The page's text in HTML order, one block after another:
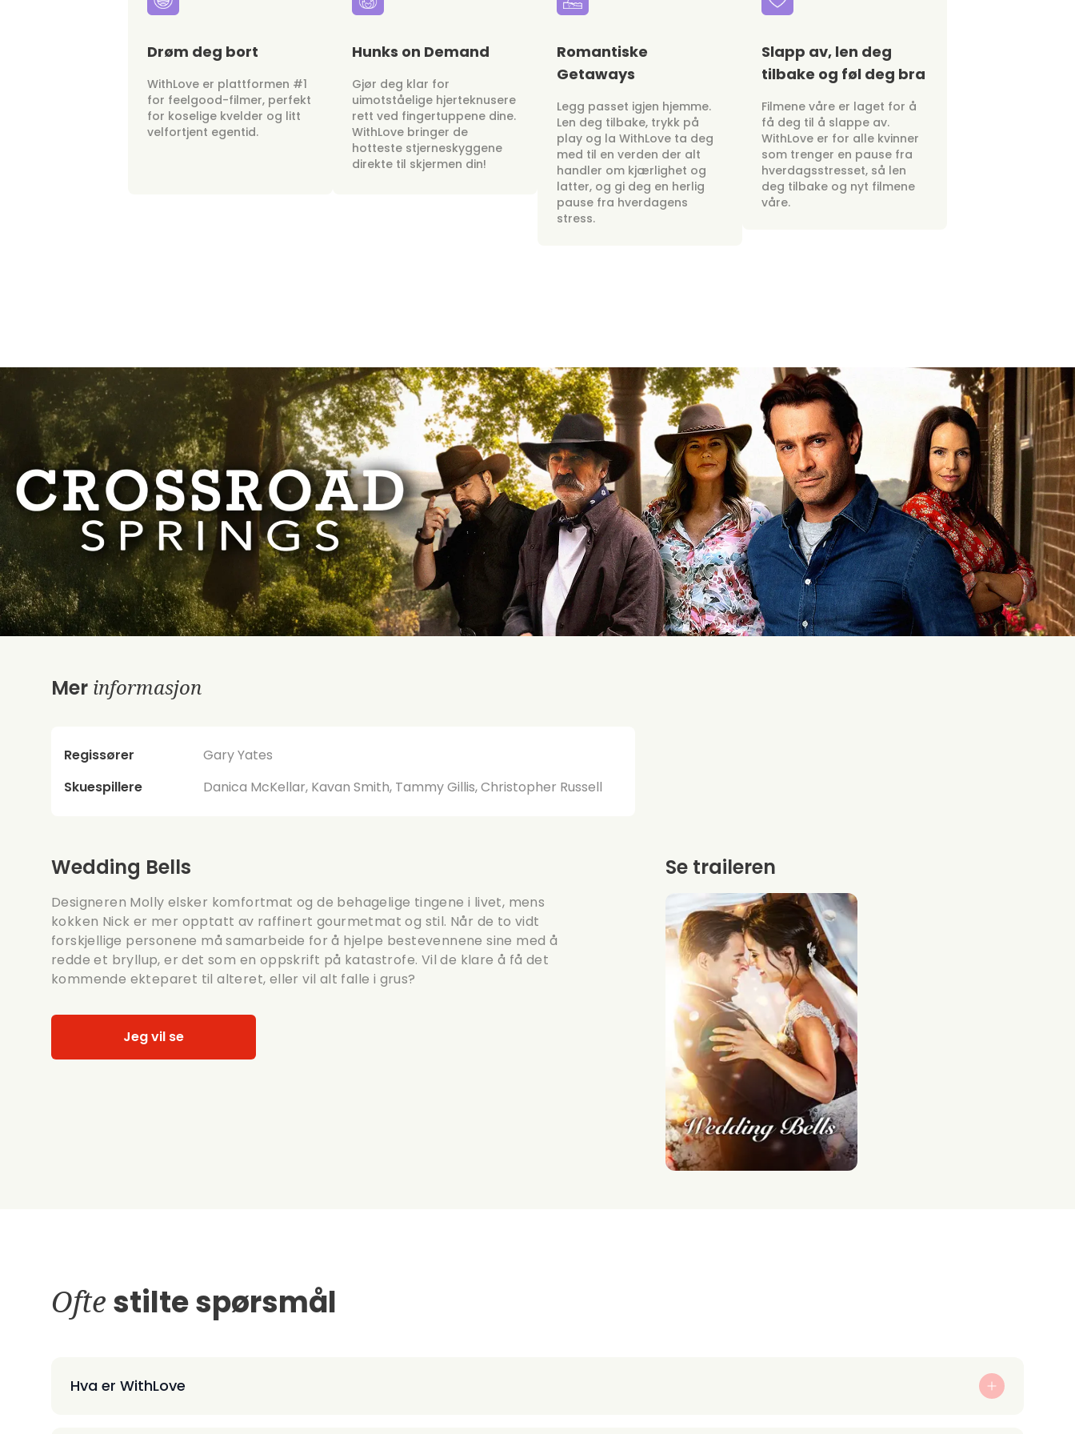
Drøm deg bort
WithLove er plattformen #1
for feelgood-filmer, perfekt
for koselige kvelder og litt
velfortjent egentid.
Hunks on Demand
Gjør deg klar for
uimotståelige hjerteknusere
rett ved fingertuppene dine.
WithLove bringer de
hotteste stjerneskyggene
direkte til skjermen din!
Romantiske
Getaways
Legg passet igjen hjemme.
Len deg tilbake, trykk på
play og la WithLove ta deg
med til en verden der alt
handler om kjærlighet og
latter, og gi deg en herlig
pause fra hverdagens
stress.
Slapp av, len deg
tilbake og føl deg bra
Filmene våre er laget for å
få deg til å slappe av.
WithLove er for alle kvinner
som trenger en pause fra
hverdagsstresset, så len
deg tilbake og nyt filmene
våre.
Mer informasjon
Regissører
Gary Yates
Skuespillere
Danica McKellar, Kavan Smith, Tammy Gillis, Christopher Russell
Wedding Bells
Designeren Molly elsker komfortmat og de behagelige tingene i livet, mens
kokken Nick er mer opptatt av raffinert gourmetmat og stil. Når de to vidt
forskjellige personene må samarbeide for å hjelpe bestevennene sine med å
redde et bryllup, er det som en oppskrift på katastrofe. Vil de klare å få det
kommende ekteparet til alteret, eller vil alt falle i grus?
Jeg vil se
Se traileren
Ofte stilte spørsmål
Hva er WithLove